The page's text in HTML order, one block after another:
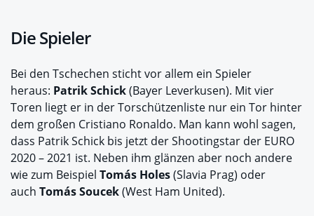
Die Spieler
Bei den Tschechen sticht vor allem ein Spieler
heraus: Patrik Schick(Bayer Leverkusen). Mit vier
Toren liegt er in der Torschützenliste nur ein Tor hinter
dem großen Cristiano Ronaldo. Man kann wohl sagen,
dass Patrik Schick bis jetzt der Shootingstar der EURO
2020 – 2021 ist. Neben ihm glänzen aber noch andere
wie zum Beispiel Tomás Holes(Slavia Prag) oder
auch Tomás Soucek(West Ham United).